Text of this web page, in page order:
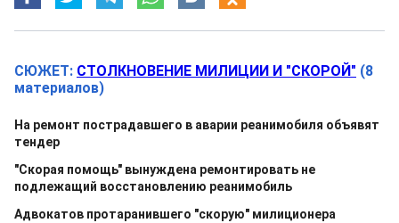
СЮЖЕТ: СТОЛКНОВЕНИЕ МИЛИЦИИ И "СКОРОЙ" (8
материалов)
На ремонт пострадавшего в аварии реанимобиля объявят
тендер
"Скорая помощь" вынуждена ремонтировать не
подлежащий восстановлению реанимобиль
Адвокатов протаранившего "скорую" милиционера